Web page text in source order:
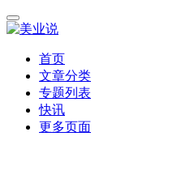
首页
文章分类
专题列表
快讯
更多页面